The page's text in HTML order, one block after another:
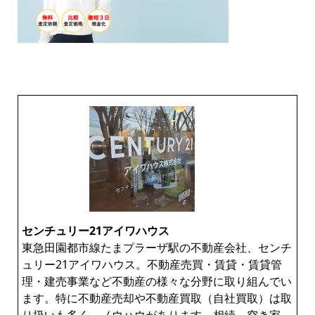
センチュリー21アイワハウス
東急田園都市線たまプラーザ駅の不動産会社、センチ
ュリー21アイワハウス。不動産売買・賃貸・賃貸管
理・建売事業など不動産の様々な分野に取り組んでい
ます。特に不動産売却や不動産買取（自社買取）は取